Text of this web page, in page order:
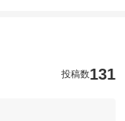
投稿数131